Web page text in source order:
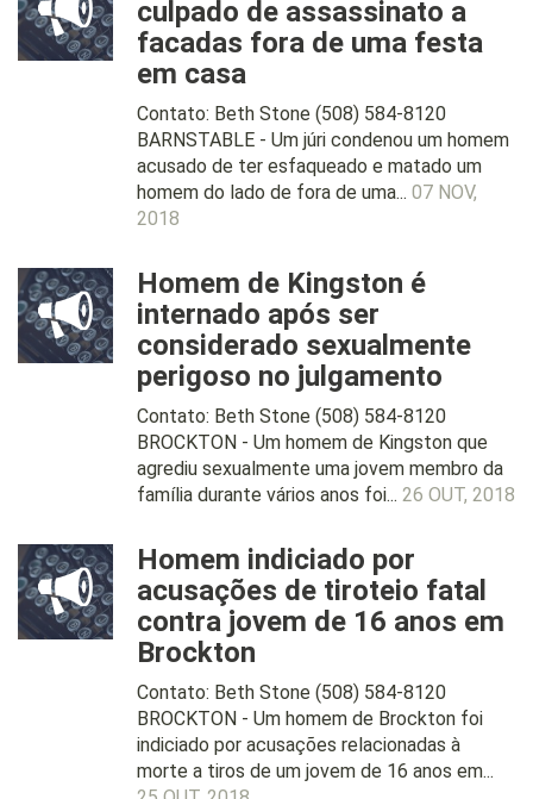
culpado de assassinato a
facadas fora de uma festa
em casa
Contato: Beth Stone (508) 584-8120
BARNSTABLE - Um júri condenou um homem
acusado de ter esfaqueado e matado um
homem do lado de fora de uma... 07 NOV,
2018
Homem de Kingston é
internado após ser
considerado sexualmente
perigoso no julgamento
Contato: Beth Stone (508) 584-8120
BROCKTON - Um homem de Kingston que
agrediu sexualmente uma jovem membro da
família durante vários anos foi... 26 OUT, 2018
Homem indiciado por
acusações de tiroteio fatal
contra jovem de 16 anos em
Brockton
Contato: Beth Stone (508) 584-8120
BROCKTON - Um homem de Brockton foi
indiciado por acusações relacionadas à
morte a tiros de um jovem de 16 anos em...